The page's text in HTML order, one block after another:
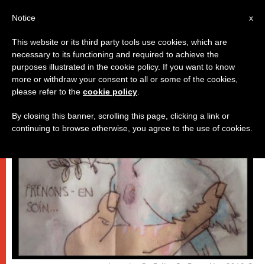
باباوات,كنيسة محليّة
x
Notice
This website or its third party tools use cookies, which are
necessary to its functioning and required to achieve the
purposes illustrated in the cookie policy. If you want to know
more or withdraw your consent to all or some of the cookies,
please refer to the cookie policy
By closing this banner, scrolling this page, clicking a link or
continuing to browse otherwise, you agree to the use of cookies.